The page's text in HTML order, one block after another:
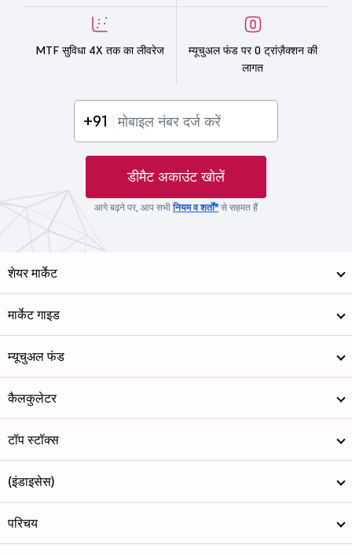
MTF सुविधा 4X तक का लीवरेज
म्यूचुअल फंड पर 0 ट्रांज़ैक्शन की
लागत
+91
डीमैट अकाउंट खोलें
आगे बढ़ने पर, आप सभीनियम व शर्तों*से सहमत हैं
शेयर मार्केट
मार्केट गाइड
म्यूचुअल फंड
कैलकुलेटर
टॉप स्टॉक्स
(इंडाइसेस)
परिचय